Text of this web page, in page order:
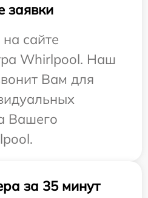
заявки
сайте
Whirlpool. Наш
Вам для
Вашего
за 35 минут